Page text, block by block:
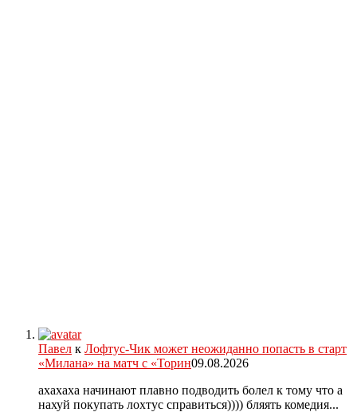
Павел к Лофтус-Чик может неожиданно попасть в старт
«Милана» на матч с «Торин09.08.2026
ахахаха начинают плавно подводить болел к тому что а
нахуй покупать лохтус справиться)))) бляять комедия...